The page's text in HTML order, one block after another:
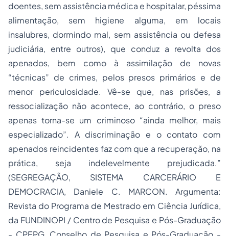
doentes, sem assistência médica e hospitalar, péssima
alimentação, sem higiene alguma, em locais
insalubres, dormindo mal, sem assistência ou defesa
judiciária, entre outros), que conduz a revolta dos
apenados, bem como à assimilação de novas
“técnicas” de crimes, pelos presos primários e de
menor periculosidade. Vê-se que, nas prisões, a
ressocialização não acontece, ao contrário, o preso
apenas torna-se um criminoso “ainda melhor, mais
especializado”. A discriminação e o contato com
apenados reincidentes faz com que a recuperação, na
prática, seja indelevelmente prejudicada.”
(SEGREGAÇÃO, SISTEMA CARCERÁRIO E
DEMOCRACIA, Daniele C. MARCON. Argumenta:
Revista do Programa de Mestrado em Ciência Jurídica,
da FUNDINOPI / Centro de Pesquisa e Pós-Graduação